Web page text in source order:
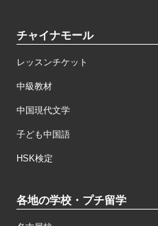
チャイナモール
レッスンチケット
中級教材
中国現代文学
子ども中国語
HSK検定
各地の学校・プチ留学